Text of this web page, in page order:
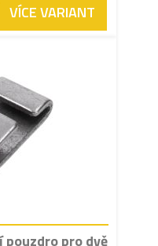
VÍCE VARIANT
pro dvě